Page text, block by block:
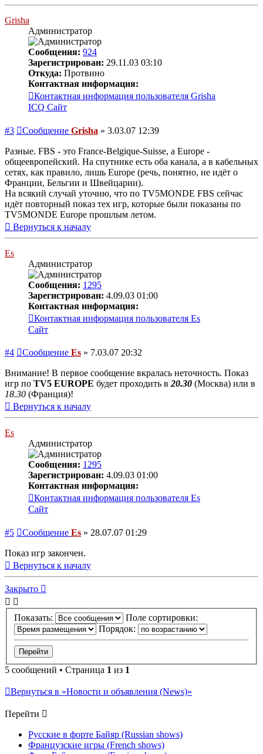
Grisha
Администратор
Сообщения: 924
Зарегистрирован: 29.11.03 03:10
Откуда: Протвино
Контактная информация:
Контактная информация пользователя Grisha
ICQ Сайт
#3 Сообщение Grisha » 3.03.07 12:39
Разные. FBS - это France-Belgique-Suisse, а Europe -
общеевропейский. На спутнике есть оба канала, а в кабельных
сетях, как правило, лишь Europe (речь, понятно, не идёт о
Франции, Бельгии и Швейцарии).
На всякий случай уточню, что по TV5MONDE FBS сейчас
идёт повторный показ тех игр, которые были показаны по
TV5MONDE Europe прошлым летом.
Вернуться к началу
Es
Администратор
Сообщения: 1295
Зарегистрирован: 4.09.03 01:00
Контактная информация:
Контактная информация пользователя Es
Сайт
#4 Сообщение Es » 7.03.07 20:32
Внимание! В первое сообщение вкралась неточность. Показ
игр по TV5 EUROPE будет проходить в20.30 (Москва) или в
18.30 (Франция)!
Вернуться к началу
Es
Администратор
Сообщения: 1295
Зарегистрирован: 4.09.03 01:00
Контактная информация:
Контактная информация пользователя Es
Сайт
#5 Сообщение Es » 28.07.07 01:29
Показ игр закончен.
Вернуться к началу
Закрыто
Показать:
Поле сортировки:
Порядок:
5 сообщений • Страница 1 из 1
Вернуться в «Новости и объявления (News)»
Перейти
Русские в форте Байяр (Russian shows)
Французские игры (French shows)